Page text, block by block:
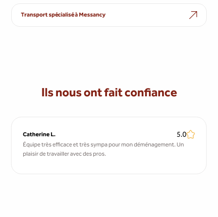
Transport spécialisé à Messancy
Ils nous ont fait confiance
Catherine L. 5.0
Équipe très efficace et très sympa pour mon déménagement. Un
plaisir de travailler avec des pros.